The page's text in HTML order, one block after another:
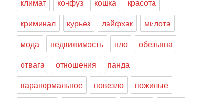
климат
конфуз кошка
красота
криминал
курьез лайфхак
милота
мода
недвижимость нло
обезьяна
отвага
отношения
панда
паранормальное
повезло
пожилые